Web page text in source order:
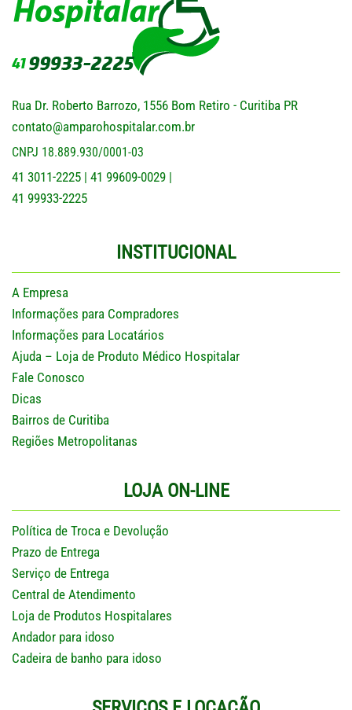
Rua Dr. Roberto Barrozo, 1556 Bom Retiro - Curitiba PR
contato@amparohospitalar.com.br
CNPJ 18.889.930/0001-03
41 3011-2225 | 41 99609-0029 |
41 99933-2225
INSTITUCIONAL
A Empresa
Informações para Compradores
Informações para Locatários
Ajuda – Loja de Produto Médico Hospitalar
Fale Conosco
Dicas
Bairros de Curitiba
Regiões Metropolitanas
LOJA ON-LINE
Política de Troca e Devolução
Prazo de Entrega
Serviço de Entrega
Central de Atendimento
Loja de Produtos Hospitalares
Andador para idoso
Cadeira de banho para idoso